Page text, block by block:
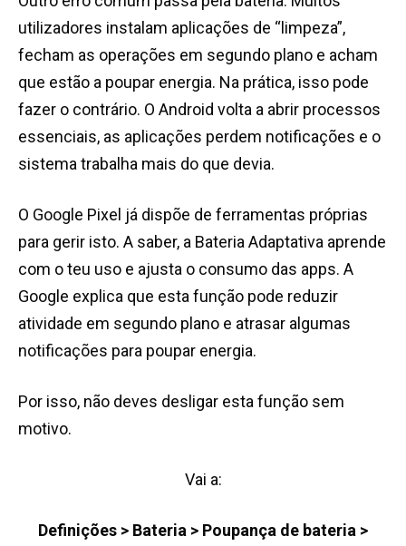
utilizadores instalam aplicações de “limpeza”,
fecham as operações em segundo plano e acham
que estão a poupar energia. Na prática, isso pode
fazer o contrário. O Android volta a abrir processos
essenciais, as aplicações perdem notificações e o
sistema trabalha mais do que devia.
O Google Pixel já dispõe de ferramentas próprias
para gerir isto. A saber, a Bateria Adaptativa aprende
com o teu uso e ajusta o consumo das apps. A
Google explica que esta função pode reduzir
atividade em segundo plano e atrasar algumas
notificações para poupar energia.
Por isso, não deves desligar esta função sem
motivo.
Vai a:
Definições > Bateria > Poupança de bateria >